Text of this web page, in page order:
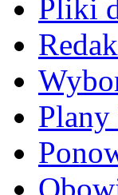
Pliki
Plany